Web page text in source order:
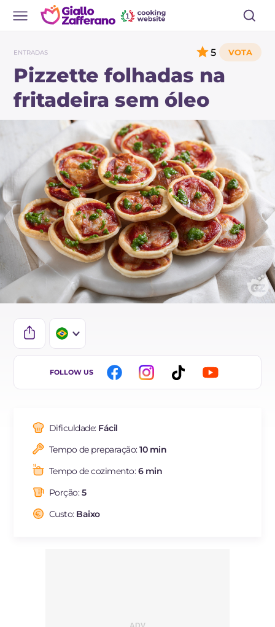
ENTRADAS
Pizzette folhadas na
fritadeira sem óleo
5
IT
ES
FR
FOLLOW US
Dificuldade: Fácil
Tempo de preparação:10 min
Tempo de cozimento:6 min
Porção:5
Custo: Baixo